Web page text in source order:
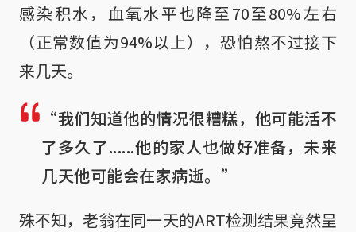
感染积水，血氧水平也降至70至80%左右
（正常数值为94%以上），恐怕熬不过接下
来几天。
“我们知道他的情况很糟糕，他可能活不
了多久了......他的家人也做好准备，未来
几天他可能会在家病逝。”
殊不知，老翁在同一天的ART检测结果竟然呈